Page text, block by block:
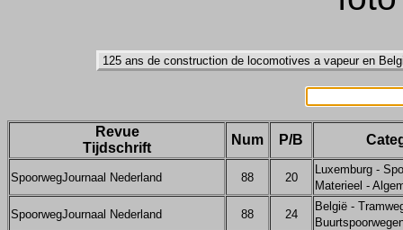
Revue
Tijdschrift
Num P/B
SpoorwegJournaal Nederland 88 20
Luxemburg -
Materieel -
SpoorwegJournaal Nederland 88 24
België -